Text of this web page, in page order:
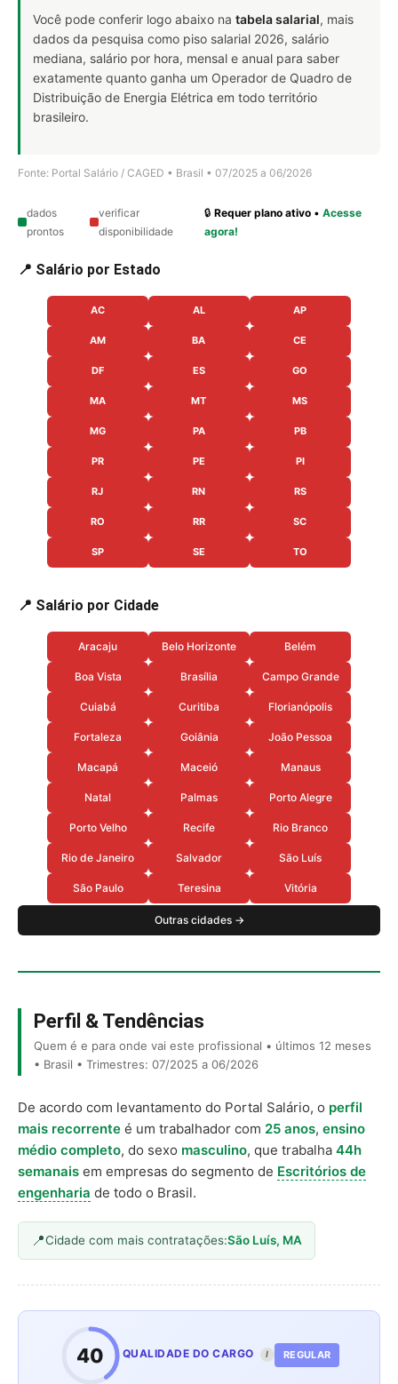
Você pode conferir logo abaixo na tabela salarial, mais
dados da pesquisa como piso salarial 2026, salário
mediana, salário por hora, mensal e anual para saber
exatamente quanto ganha um Operador de Quadro de
Distribuição de Energia Elétrica em todo território
brasileiro.
Fonte: Portal Salário / CAGED • Brasil • 07/2025 a 06/2026
dados
prontos
verificar
disponibilidade
🔒Requer plano ativo •Acesse
agora!
📍 Salário por Estado
AC AL AP
AM BA CE
DF ES GO
MA MT MS
MG PA PB
PR PE PI
RJ RN RS
RO RR SC
SP SE TO
📍 Salário por Cidade
Aracaju Belo Horizonte Belém
Boa Vista Brasília Campo Grande
Cuiabá Curitiba Florianópolis
Fortaleza Goiânia João Pessoa
Macapá Maceió Manaus
Natal Palmas Porto Alegre
Porto Velho Recife Rio Branco
Rio de Janeiro Salvador São Luís
São Paulo Teresina Vitória
Outras cidades →
Perfil & Tendências
Quem é e para onde vai este profissional • últimos 12 meses
• Brasil • Trimestres: 07/2025 a 06/2026
De acordo com levantamento do Portal Salário, o perfil
mais recorrente é um trabalhador com 25 anos, ensino
médio completo, do sexo masculino, que trabalha 44h
semanais em empresas do segmento de Escritórios de
engenharia de todo o Brasil.
Cidade com mais contratações:São Luís, MA
40 QUALIDADE DO CARGO I REGULAR